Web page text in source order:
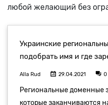
любой желающий без